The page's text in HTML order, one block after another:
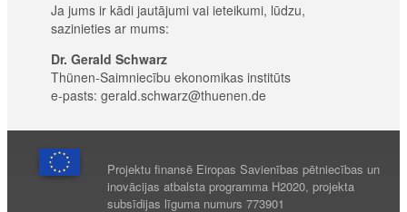
Ja jums ir kādi jautājumi vai ieteikumi, lūdzu,
sazinieties ar mums:
Dr. Gerald Schwarz
Thünen-Saimniecību ekonomikas institūts
e-pasts: gerald.schwarz@thuenen.de
Projektu finansē Eiropas Savienības pētniecības un
inovācijas atbalsta programma H2020, projekta
subsīdijas līguma numurs 773901